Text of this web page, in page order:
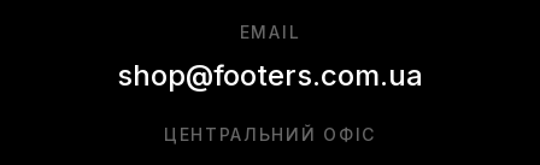
ЦЕНТРАЛЬНИЙ ОФІС
EMAIL
shop@footers.com.ua